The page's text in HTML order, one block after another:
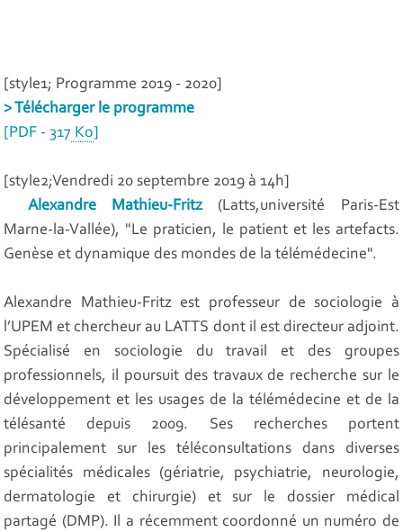
[style1; Programme 2019 - 2020]
> Télécharger le programme
PDF - 317 Ko
[style2;Vendredi 20 septembre 2019 à 14h]
Alexandre Mathieu-Fritz
(Latts,université Paris-Est
Marne-la-Vallée), "Le praticien, le patient et les artefacts.
Genèse et dynamique des mondes de la télémédecine".
Alexandre Mathieu-Fritz est professeur de sociologie à
l’UPEM et chercheur au LATTS dont il est directeur adjoint.
Spécialisé en sociologie du travail et des groupes
professionnels, il poursuit des travaux de recherche sur le
développement et les usages de la télémédecine et de la
télésanté depuis 2009. Ses recherches portent
principalement sur les téléconsultations dans diverses
spécialités médicales (gériatrie, psychiatrie, neurologie,
dermatologie et chirurgie) et sur le dossier médical
partagé (DMP). Il a récemment coordonné un numéro de